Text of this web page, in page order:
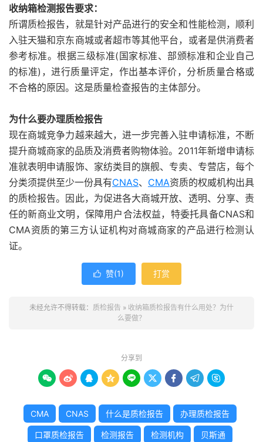
收纳箱检测报告要求：
所谓质检报告，就是针对产品进行的安全和性能检测，顺利
入驻天猫和京东商城或者超市等其他平台，或者是供消费者
参考标准。根据三级标准(国家标准、部颁标准和企业自己
的标准)，进行质量评定，作出基本评价，分析质量合格或
不合格的原因。这是质量检查报告的主体部分。
为什么要办理质检报告
现在商城竞争力越来越大，进一步完善入驻申请标准，不断
提升商城商家的品质及消费者购物体验。2011年新增申请标
准就表明申请服饰、家纺类目的旗舰、专卖、专营店，每个
分类须提供至少一份具有CNAS、 CMA资质的权威机构出具
的质检报告。因此，为促进各大商城开放、透明、分享、责
任的新商业文明，保障用户合法权益，特委托具备CNAS和
CMA资质的第三方认证机构对商城商家的产品进行检测认
证。
 赞(1) 打赏
未经允许不得转载： 质检报告 » 收纳箱质检报告有什么用处？为什
么要做？
分享到
        
CMA CNAS 什么是质检报告 办理质检报告
口罩质检报告 检测报告 检测机构 贝斯通